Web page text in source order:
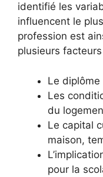
identifié les
influencent le
profession est
plusieurs
Le
Les
du
Le capital
maison,
pour la